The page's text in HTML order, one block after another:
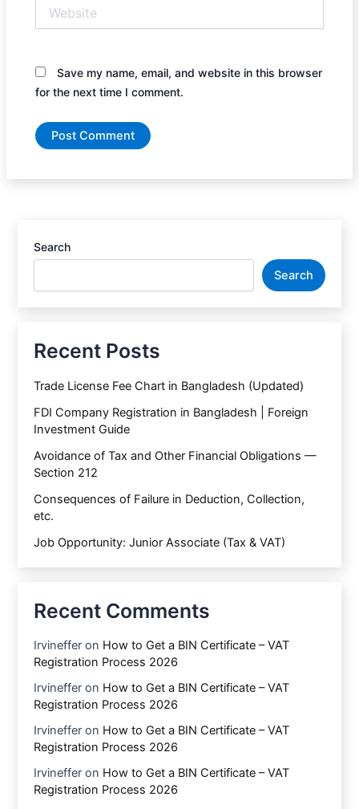
Save my name, email, and website in this browser
for the next time I comment.
Search
Search
Recent Posts
Trade License Fee Chart in Bangladesh (Updated)
FDI Company Registration in Bangladesh | Foreign
Investment Guide
Avoidance of Tax and Other Financial Obligations —
Section 212
Consequences of Failure in Deduction, Collection,
etc.
Job Opportunity: Junior Associate (Tax & VAT)
Recent Comments
Irvineffer on How to Get a BIN Certificate – VAT
Registration Process 2026
Irvineffer on How to Get a BIN Certificate – VAT
Registration Process 2026
Irvineffer on How to Get a BIN Certificate – VAT
Registration Process 2026
Irvineffer on How to Get a BIN Certificate – VAT
Registration Process 2026